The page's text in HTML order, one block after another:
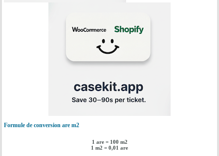
Formule de conversion are m2
1 are = 100 m2
1 m2 = 0,01 are